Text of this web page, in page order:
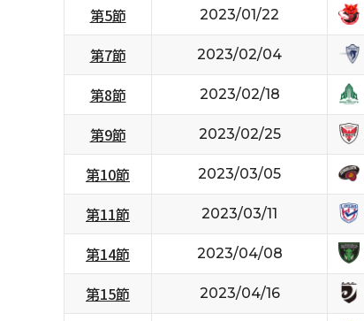
第5節 2023/01/22
第7節 2023/02/04
第8節 2023/02/18
第9節 2023/02/25
第10節 2023/03/05
第11節 2023/03/11
第14節 2023/04/08
第15節 2023/04/16